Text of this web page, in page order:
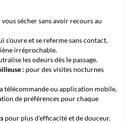
sécher sans avoir recours au
s'ouvre et se referme sans contact,
irréprochable.
les odeurs dès le passage.
: pour des visites nocturnes
télécommande ou application mobile,
de préférences pour chaque
pour plus d'efficacité et de douceur.